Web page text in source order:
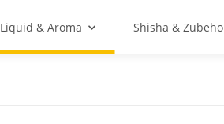
Liquid & Aroma Shisha &